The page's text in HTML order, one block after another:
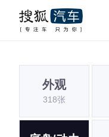
外观
318张